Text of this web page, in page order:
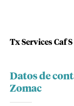
Tx Services Caf
Datos de
Zomac